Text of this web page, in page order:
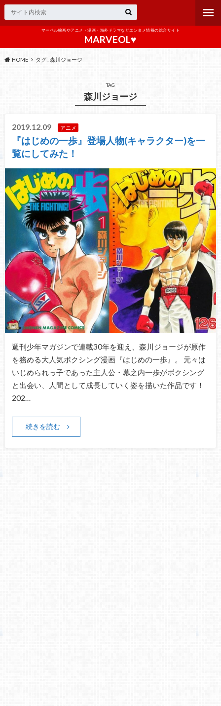
マーベル映画やアニメ・漫画・海外ドラマなどエンタメ情報の総合サイト
MARVEOL♥️
HOME タグ : 森川ジョージ
TAG
森川ジョージ
2019.12.09 アニメ
『はじめの一歩』登場人物(キャラクター)を一
覧にしてみた！
週刊少年マガジンで連載30年を迎え、森川ジョージが原作
を務める大人気ボクシング漫画『はじめの一歩』。 元々は
いじめられっ子であった主人公・幕之内一歩がボクシング
と出会い、人間として成長していく姿を描いた作品です！
202…
続きを読む